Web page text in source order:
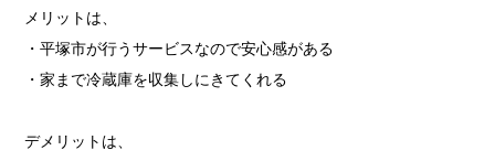
メリットは、
・平塚市が行うサービスなので安心感がある
・家まで冷蔵庫を収集しにきてくれる
デメリットは、